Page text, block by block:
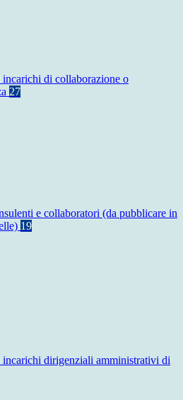
di collaborazione o
27
e collaboratori (da pubblicare in
19
dirigenziali amministrativi di